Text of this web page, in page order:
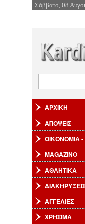
Σάββατο, 08
ΑΡΧΙΚΗ
ΑΠΟΨΕΙΣ
ΟΙΚΟΝΟΜΙΑ
MAGAZINO
ΑΘΛΗΤΙΚΑ
ΑΓΓΕΛΙΕΣ
ΧΡΗΣΙΜΑ